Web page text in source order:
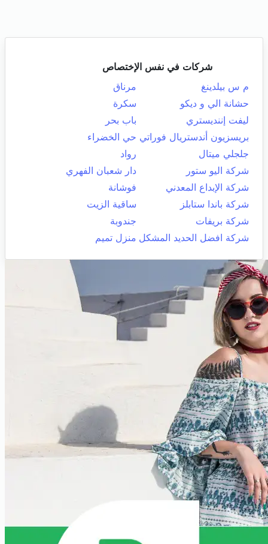
شركات في نفس الإختصاص
م س بيلدينغ
مرناق
حشانة الي و ديكو
سكرة
ليفت إننديستري
باب بحر
بريسزيون أندستريال فوراتي حي الخضراء
جلجلي ميتال
رواد
شركة اليو ستور
دار شعبان الفهري
شركة الإبداع المعدني
فوشانة
شركة باندا ستابلز
ساقية الزيت
شركة بريفات
جندوبة
شركة افضل الحديد المشكل منزل تميم